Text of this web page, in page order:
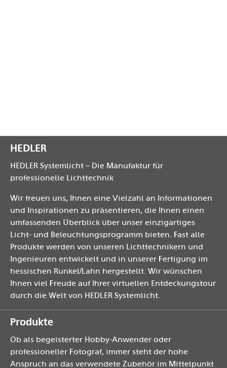
HEDLER
HEDLER Systemlicht – Die Manufaktur für
professionelle Lichttechnik
Wir freuen uns, Ihnen eine Vielzahl an Informationen
und Inspirationen zu präsentieren, die Ihnen einen
umfassenden Überblick über unser einzigartiges
Licht- und Beleuchtungsprogramm bieten. Fast alle
Produkte werden von unseren Lichttechnikern und
Ingenieuren entwickelt und in unserer Fertigung im
hessischen Runkel/Lahn hergestellt. Wir wünschen
Ihnen viel Freude auf Ihrer virtuellen Entdeckungstour
durch die Welt von HEDLER Systemlicht.
Produkte
Ob als begeisterter Hobby-Anwender oder
professioneller Fotograf, immer steht der hohe
Anspruch an das verwendete Zubehör im Mittelpunkt